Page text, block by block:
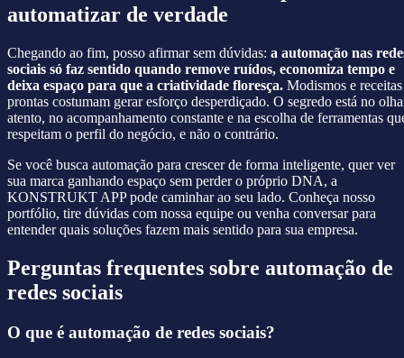
automatizar de verdade
Chegando ao fim, posso afirmar sem dúvidas: a automação nas
sociais só faz sentido quando remove ruídos, economiza tempo e
deixa espaço para que a criatividade floresça. Modismos e receitas
prontas costumam gerar esforço desperdiçado. O segredo está no
atento, no acompanhamento constante e na escolha de ferramentas
respeitam o perfil do negócio, e não o contrário.
Se você busca automação para crescer de forma inteligente, quer ver
sua marca ganhando espaço sem perder o próprio DNA, a
KONSTRUKT APP pode caminhar ao seu lado. Conheça nosso
portfólio, tire dúvidas com nossa equipe ou venha conversar para
entender quais soluções fazem mais sentido para sua empresa.
Perguntas frequentes sobre automação de
redes sociais
O que é automação de redes sociais?